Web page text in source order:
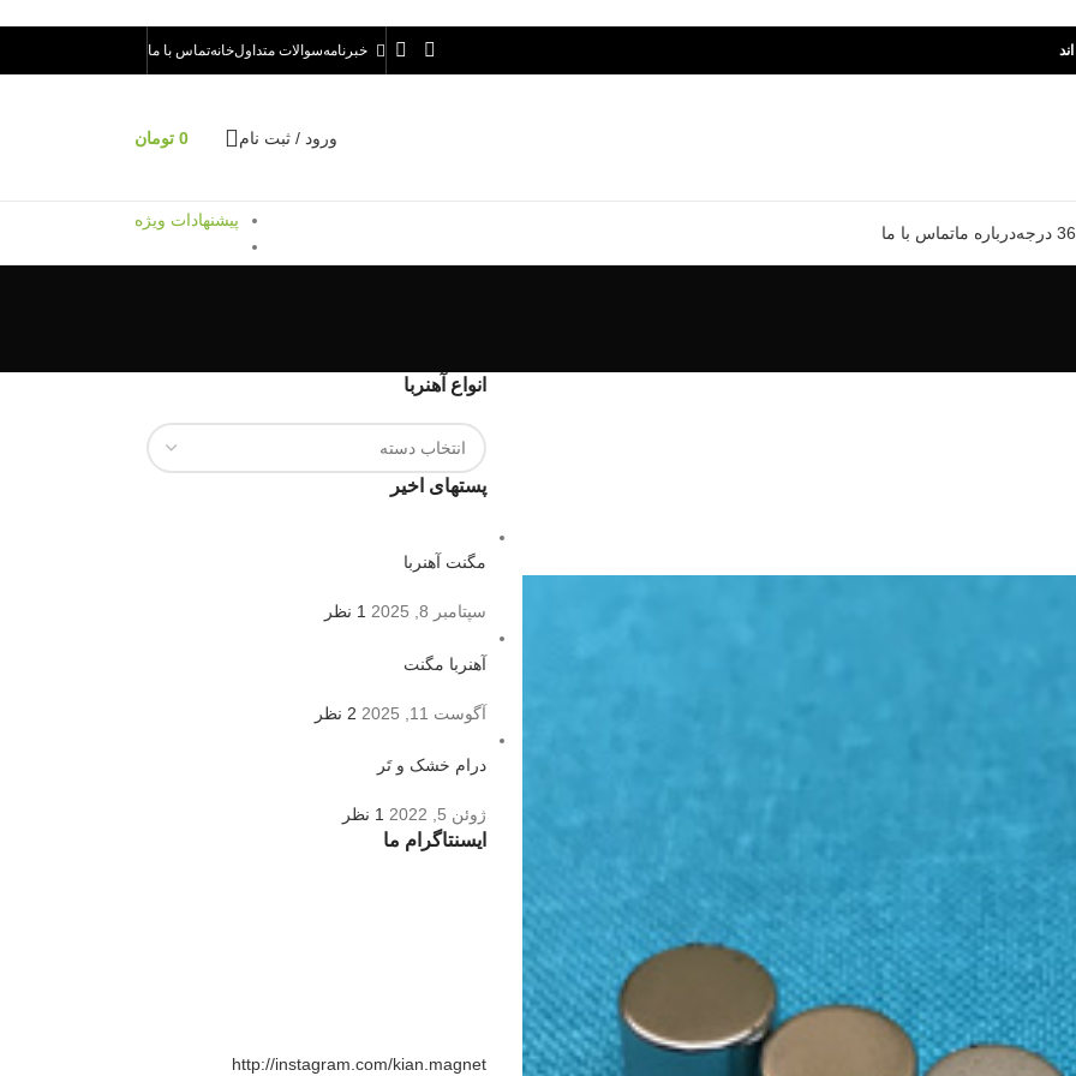
خبرنامهسوالات متداولخانهتماس با ما
ورود / ثبت نام 0 تومان
درباره ماتماس با ما
پیشنهادات ویژه
انواع آهنربا
پستهای اخیر
مگنت آهنربا
سپتامبر 8, 2025 1 نظر
آهنربا مگنت
آگوست 11, 2025 2 نظر
درام خشک و تَر
ژوئن 5, 2022 1 نظر
ایسنتاگرام ما
http://instagram.com/kian.magnet